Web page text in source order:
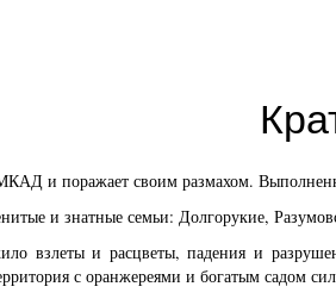
и поражает своим размахом.
и знатные семьи: Долгорукие,
взлеты и расцветы, падения и
с оранжереями и богатым садом